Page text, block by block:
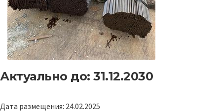
Актуально до: 31.12.2030
Дата размещения: 24.02.2025